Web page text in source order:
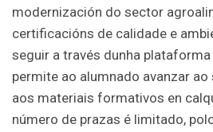
modernización do sector
certificacións de calidade e
seguir a través dunha
permite ao alumnado avanzar
aos materiais formativos en
número de prazas é limitado,